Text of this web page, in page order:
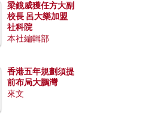
梁鏡威獲任方大副
校長 呂大樂加盟
社科院
本社編輯部
香港五年規劃須提
前布局大鵬灣
來文